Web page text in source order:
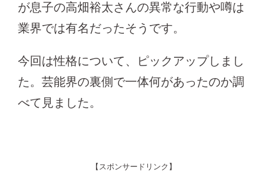
が息子の高畑裕太さんの異常な行動や噂は
業界では有名だったそうです。
今回は性格について、ピックアップしまし
た。芸能界の裏側で一体何があったのか調
べて見ました。
【スポンサードリンク】